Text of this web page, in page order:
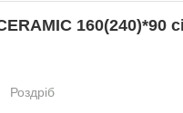
160(240)*90
Роздріб